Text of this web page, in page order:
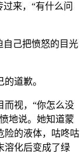
来，“有什么问
己把愤怒的目光
道歉。
而视，“你怎么没
地说。她知道蒙
险的液体，咕咚咕
溶化后变成了绿